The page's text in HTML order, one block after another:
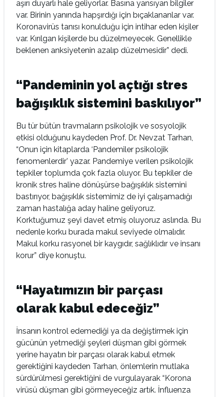
aşırı duyarlı hale geliyorlar. Basına yansıyan bilgiler
var. Birinin yanında hapşırdığı için bıçaklananlar var.
Koronavirüs tanısı konulduğu için intihar eden kişiler
var. Kırılgan kişilerde bu düzelmeyecek. Genellikle
beklenen anksiyetenin azalıp düzelmesidir” dedi.
“Pandeminin yol açtığı stres
bağışıklık sistemini baskılıyor”
Bu tür bütün travmaların psikolojik ve sosyolojik
etkisi olduğunu kaydeden Prof. Dr. Nevzat Tarhan,
“Onun için kitaplarda ‘Pandemiler psikolojik
fenomenlerdir’ yazar. Pandemiye verilen psikolojik
tepkiler toplumda çok fazla oluyor. Bu tepkiler de
kronik stres haline dönüşürse bağışıklık sistemini
bastırıyor, bağışıklık sistemimiz de iyi çalışamadığı
zaman hastalığa aday haline geliyoruz.
Korktuğumuz şeyi davet etmiş oluyoruz aslında. Bu
nedenle korku burada makul seviyede olmalıdır.
Makul korku rasyonel bir kaygıdır, sağlıklıdır ve insanı
korur” diye konuştu.
“Hayatımızın bir parçası
olarak kabul edeceğiz”
İnsanın kontrol edemediği ya da değiştirmek için
gücünün yetmediği şeyleri düşman gibi görmek
yerine hayatın bir parçası olarak kabul etmek
gerektiğini kaydeden Tarhan, önlemlerin mutlaka
sürdürülmesi gerektiğini de vurgulayarak “Korona
virüsü düşman gibi görmeyeceğiz artık. İnfluenza